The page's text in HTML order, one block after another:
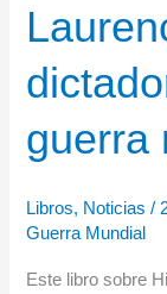
guerra
Libros, Noticias /
Guerra Mundial
Este libro sobre